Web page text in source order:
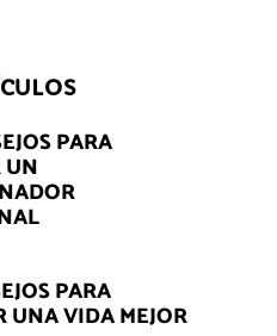
PARA
UN
PARA
UNA VIDA MEJOR